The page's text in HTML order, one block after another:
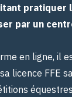
pratiquer
par un
en ligne, il
licence FFE